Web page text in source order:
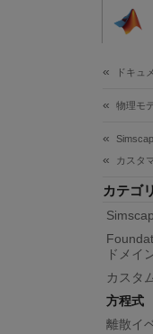
コンテンツへスキップ
ドキュ
物理モ
カスタ
カテゴリ
ドメイ
カスタ
方程式
離散イ